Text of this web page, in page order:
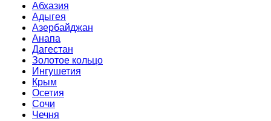
Абхазия
Адыгея
Азербайджан
Анапа
Дагестан
Золотое кольцо
Ингушетия
Крым
Осетия
Сочи
Чечня